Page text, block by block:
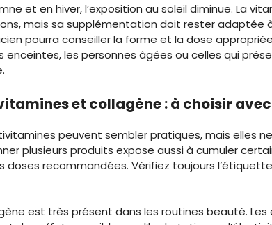
et en hiver, l’exposition au soleil diminue. La
mais sa supplémentation doit rester adaptée
pourra conseiller la forme et la dose
enceintes, les personnes âgées ou celles qui
et collagène : à choisir
peuvent sembler pratiques, mais elles
plusieurs produits expose aussi à cumuler
doses recommandées. Vérifiez toujours
est très présent dans les routines beauté.